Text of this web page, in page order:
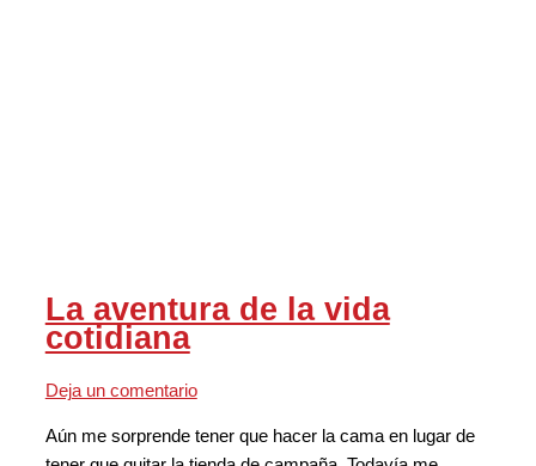
La aventura de la vida
cotidiana
Deja un comentario
Aún me sorprende tener que hacer la cama en lugar de